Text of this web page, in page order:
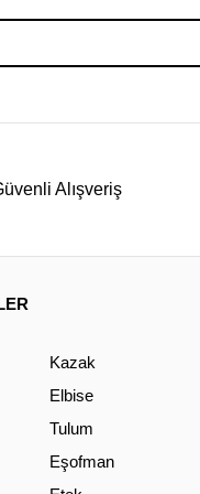
Alışveriş
Kazak
Elbise
Tulum
Eşofman